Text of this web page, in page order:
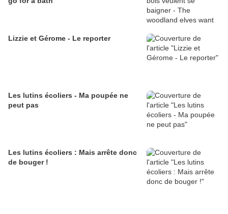
Lizzie et Gérome - Le reporter
Les lutins écoliers - Ma poupée ne
peut pas
Les lutins écoliers : Mais arrête donc
de bouger !